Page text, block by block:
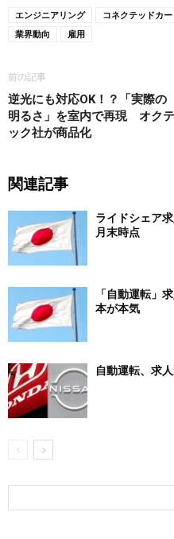
エンジニアリング コネクテッドカー
業界動向
雇用
前の記事
逆光にも対応OK！？「実際の
明るさ」を室内で再現 オクテ
ック社が商品化
関連記事
ライドシェア
月末時点
「自動運転」
本が本気
自動運転、求